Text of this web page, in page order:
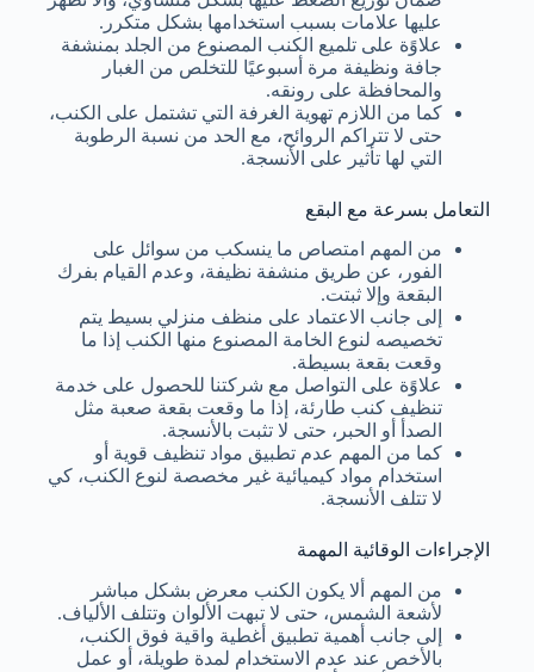
عليها علامات بسبب استخدامها بشكل متكرر.
علاوًة على تلميع الكنب المصنوع من الجلد بمنشفة
جافة ونظيفة مرة أسبوعيًا للتخلص من الغبار
والمحافظة على رونقه.
كما من اللازم تهوية الغرفة التي تشتمل على الكنب،
حتى لا تتراكم الروائح، مع الحد من نسبة الرطوبة
التي لها تأثير على الأنسجة.
التعامل بسرعة مع البقع
من المهم امتصاص ما ينسكب من سوائل على
الفور، عن طريق منشفة نظيفة، وعدم القيام بفرك
البقعة وإلا ثبتت.
إلى جانب الاعتماد على منظف منزلي بسيط يتم
تخصيصه لنوع الخامة المصنوع منها الكنب إذا ما
وقعت بقعة بسيطة.
علاوًة على التواصل مع شركتنا للحصول على خدمة
تنظيف كنب طارئة، إذا ما وقعت بقعة صعبة مثل
الصدأ أو الحبر، حتى لا تثبت بالأنسجة.
كما من المهم عدم تطبيق مواد تنظيف قوية أو
استخدام مواد كيميائية غير مخصصة لنوع الكنب، كي
لا تتلف الأنسجة.
الإجراءات الوقائية المهمة
من المهم ألا يكون الكنب معرض بشكل مباشر
لأشعة الشمس، حتى لا تبهت الألوان وتتلف الألياف.
إلى جانب أهمية تطبيق أغطية واقية فوق الكنب،
بالأخص عند عدم الاستخدام لمدة طويلة، أو عمل